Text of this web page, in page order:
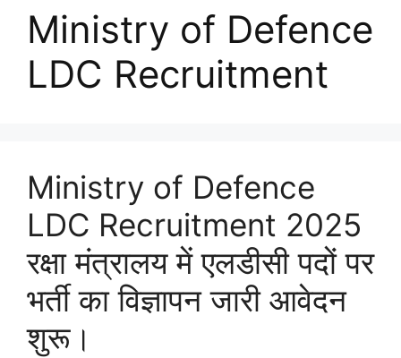
Ministry of Defence
LDC Recruitment
Ministry of Defence
LDC Recruitment 2025
रक्षा मंत्रालय में एलडीसी पदों पर
भर्ती का विज्ञापन जारी आवेदन
शुरू।